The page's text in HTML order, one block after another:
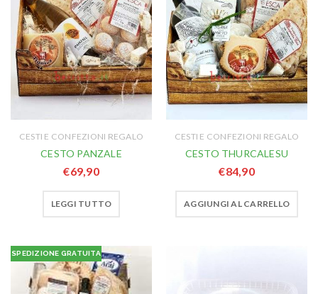
CESTI E CONFEZIONI REGALO
CESTO PANZALE
€69,90
LEGGI TUTTO
CESTI E CONFEZIONI REGALO
CESTO THURCALESU
€84,90
AGGIUNGI AL CARRELLO
SPEDIZIONE GRATUITA